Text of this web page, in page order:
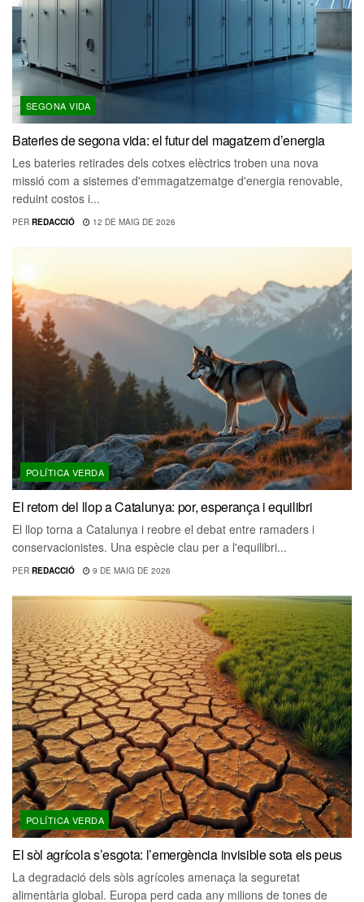
SEGONA VIDA
Bateries de segona vida: el futur del magatzem d’energia
Les bateries retirades dels cotxes elèctrics troben una nova
missió com a sistemes d'emmagatzematge d'energia renovable,
reduint costos i...
PER REDACCIÓ 12 DE MAIG DE 2026
POLÍTICA VERDA
El retorn del llop a Catalunya: por, esperança i equilibri
El llop torna a Catalunya i reobre el debat entre ramaders i
conservacionistes. Una espècie clau per a l'equilibri...
PER REDACCIÓ 9 DE MAIG DE 2026
POLÍTICA VERDA
El sòl agrícola s’esgota: l’emergència invisible sota els peus
La degradació dels sòls agrícoles amenaça la seguretat
alimentària global. Europa perd cada any milions de tones de